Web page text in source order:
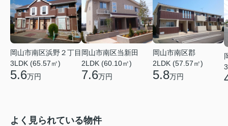
岡山市南区浜野２丁目
3LDK (65.57㎡)
5.6万円
岡山市南区当新田
2LDK (60.10㎡)
7.6万円
岡山市南区郡
2LDK (57.57㎡)
5.8万円
よく見られている物件